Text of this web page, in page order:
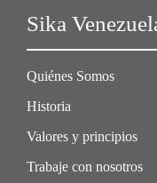
Sika
Quiénes Somos
Historia
Valores y principios
Trabaje con nosotros